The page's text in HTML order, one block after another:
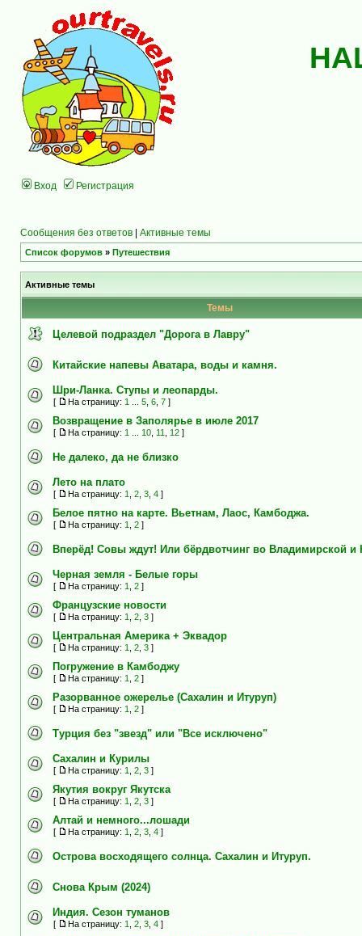
Вход Регистрация
Сообщения без ответов | Активные темы
Список форумов » Путешествия
Активные темы
Темы
Целевой подраздел "Дорога в Лавру"
Китайские напевы Аватара, воды и камня.
Шри-Ланка. Ступы и леопарды.
[ На страницу: 1 5 6 7 ]
Возвращение в Заполярье в июле 2017
[ На страницу: 1 10 11 12 ]
Не далеко, да не близко
Лето на плато
[ На страницу: 1 2 3 4 ]
Белое пятно на карте. Вьетнам, Лаос, Камбоджа.
[ На страницу: 1 2 ]
Вперёд! Совы ждут! Или бёрдвотчинг во Владимирской и
Черная земля - Белые горы
[ На страницу: 1 2 ]
Французские новости
[ На страницу: 1 2 3 ]
Центральная Америка + Эквадор
[ На страницу: 1 2 3 ]
Погружение в Камбоджу
[ На страницу: 1 2 ]
Разорванное ожерелье (Сахалин и Итуруп)
[ На страницу: 1 2 ]
Турция без "звезд" или "Все исключено"
Сахалин и Курилы
[ На страницу: 1 2 3 ]
Якутия вокруг Якутска
[ На страницу: 1 2 3 ]
Алтай и немного...лошади
[ На страницу: 1 2 3 4 ]
Острова восходящего солнца. Сахалин и Итуруп.
Снова Крым (2024)
Индия. Сезон туманов
[ На страницу: 1 2 3 4 ]